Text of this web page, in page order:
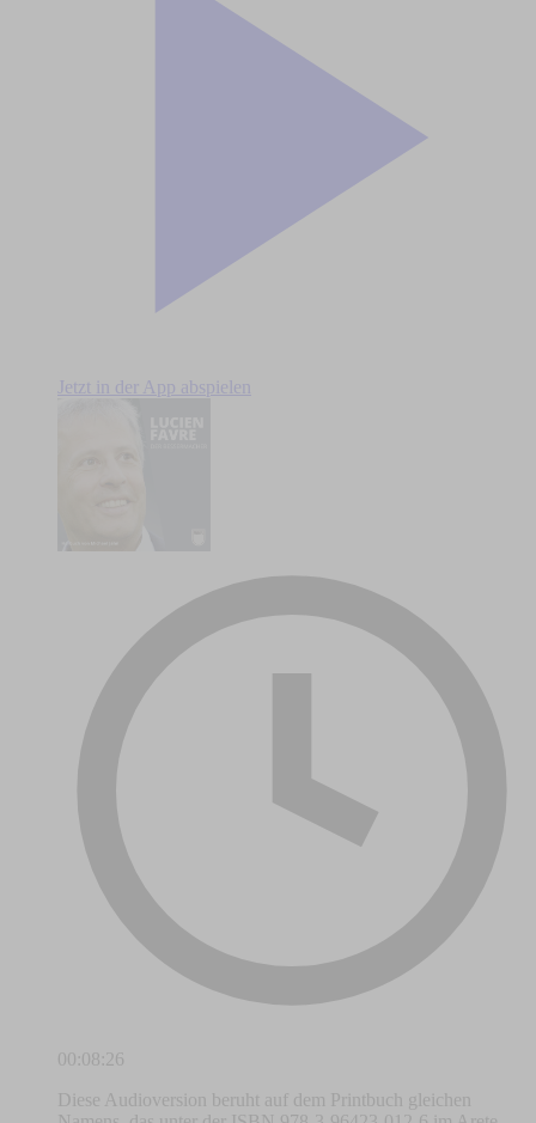
Jetzt in der App abspielen
00:08:26
Diese Audioversion beruht auf dem Printbuch gleichen